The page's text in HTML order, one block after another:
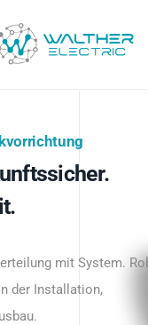
beginnt hier.
mit System.
der Installation,
Energie.
IP-geschützt und